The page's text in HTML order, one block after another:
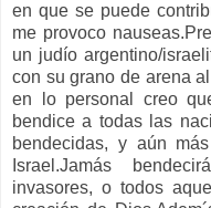
en que se puede
me provoco
un judío argentino/
con su grano de arena
en lo personal creo
bendice a todas las
bendecidas, y aún
Israel.Jamás
invasores, o todos